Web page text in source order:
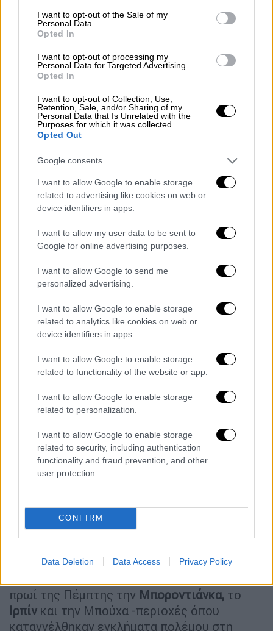
consent section.
I want to opt-out of the Sale of my
Personal Data.
Opted In
I want to opt-out of processing my
Personal Data for Targeted Advertising.
Opted In
I want to opt-out of Collection, Use,
Retention, Sale, and/or Sharing of my
Personal Data that Is Unrelated with the
Purposes for which it was collected.
Opted Out
Google consents
I want to allow Google to enable storage
related to advertising like cookies on web or
device identifiers in apps.
I want to allow my user data to be sent to
Google for online advertising purposes.
I want to allow Google to send me
personalized advertising.
I want to allow Google to enable storage
related to analytics like cookies on web or
device identifiers in apps.
I want to allow Google to enable storage
related to functionality of the website or app.
I want to allow Google to enable storage
related to personalization.
I want to allow Google to enable storage
related to security, including authentication
functionality and fraud prevention, and other
user protection.
CONFIRM
Data Deletion Data Access Privacy Policy
Ευθεία απειλή Πούτιν στη Δύση: Αν
κάποιος θέλει να παρέμβει στην
Ουκρανία θα χτυπήσουμε αστραπιαία
Κόσμος|27.04.2022 10:00
Φόβοι για επικίνδυνη κλιμάκωση:
Στρέφεται προς την Υπερδνειστερία
η Ρωσία; Οι δυτικοί φόβοι, το σενάριο
για διαμελισμό της Ουκρανίας
Κόσμος|27.04.2022 07:29
Τρομακτική εκτίμηση: Φόβος για
μακρά σύρραξη στην Ουκρανία και
για νέο μέτωπο στην Υπερδνειστερία
Πούτιν σε Γκουτέρες: Ελπίζω πως οι
συνομιλίες με την Ουκρανία θα έχουν
«θετικό αποτέλεσμα»
Λόιντ Όστιν: Οι ΗΠΑ θα κινήσουν γη
και ουρανό για να χάσει η Ρωσία τον
πόλεμο με την Ουκρανία
Κόσμος 26.04.2022 19:13
Ευθεία προειδοποίηση Ρωσίας σε
Βρετανία: «Ανάλογη απάντηση αν
συνεχίσετε να προκαλείτε την
Την Πέμπτη η συνάντηση με Ζελένσκι
πρωί της Πέμπτης την Μποροντιάνκα, το
Ιρπίν και την Μπούχα -περιοχές όπου
καταγγέλθηκαν εγκλήματα πολέμου στη